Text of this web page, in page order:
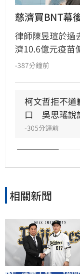
慈濟買BNT幕
律師陳昱瑄於過
濟10.6億元疫苗
件也引外界熱議
-387分鐘前
柯文哲拒不道
口　吳思瑤說
-305分鐘前
相關新聞